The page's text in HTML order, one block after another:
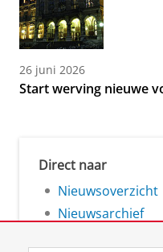
26 juni 2026
Start werving nieuwe
Direct naar
Nieuwsoverzicht
Nieuwsarchief